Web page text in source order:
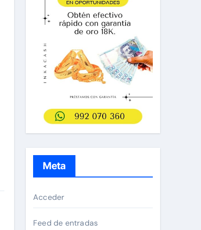
Meta
Acceder
Feed de entradas